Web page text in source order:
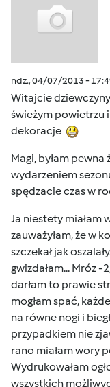
ndz., 04/07/2013 -
Witajcie
świeżym powietrzu
dekoracje
Magi, byłam
wydarzeniem
spędzacie czas w
Ja niestety miałam
zauważyłam, że w
szczekał jak
gwizdałam... Mróz -
darłam to prawie
mogłam spać,
na równe nogi i
przypadkiem nie
rano miałam wory
Wydrukowałam
wszystkich